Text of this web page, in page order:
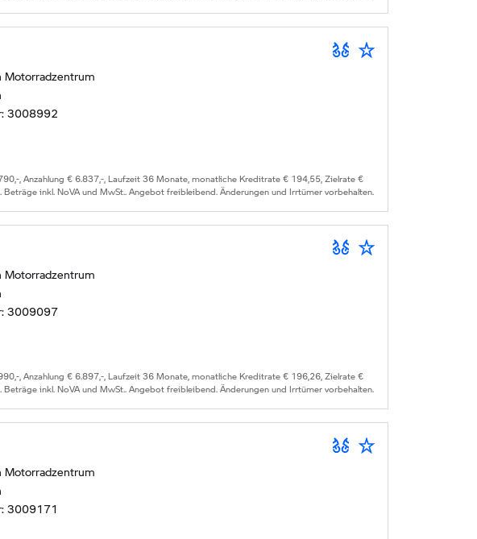
Motorradzentrum
3008992
, Anzahlung € 6.837,-, Laufzeit 36 Monate, monatliche Kreditrate € 194,55, Zielrate €
inkl. NoVA und MwSt.. Angebot freibleibend. Änderungen und Irrtümer vorbehalten.
Motorradzentrum
3009097
, Anzahlung € 6.897,-, Laufzeit 36 Monate, monatliche Kreditrate € 196,26, Zielrate €
inkl. NoVA und MwSt.. Angebot freibleibend. Änderungen und Irrtümer vorbehalten.
Motorradzentrum
3009171